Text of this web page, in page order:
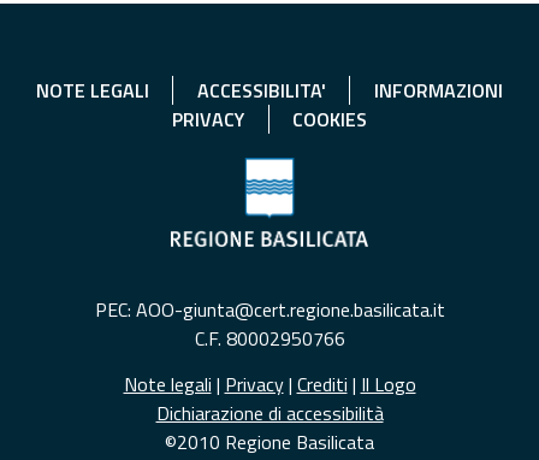
NOTE LEGALI ACCESSIBILITA'
INFORMAZIONI
PRIVACY
COOKIES
PEC: AOO-giunta@cert.regione.basilicata.it
C.F. 80002950766
Note legali | Privacy| Crediti | Il Logo
Dichiarazione di accessibilità
©2010 Regione Basilicata